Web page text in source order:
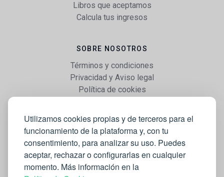
Utilizamos cookies propias y de terceros para el
funcionamiento de la plataforma y, con tu
consentimiento, para analizar su uso. Puedes
aceptar, rechazar o configurarlas en cualquier
momento. Más información en la
Libros que aceptamos
Calcula tus ingresos
SOBRE NOSOTROS
Términos y condiciones
Privacidad y Aviso legal
Política de cookies
WEB
Vender libros
Mi cuenta
Comprar libros